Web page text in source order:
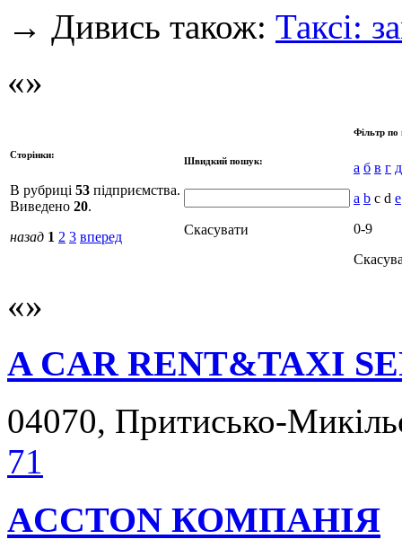
→ Дивись також: Таксі:
Сторінки:
В рубриці 53 підприємства.
Виведено 20.
назад 1 2 3 вперед
Швидкий пошук:
Скасувати
Фільтр по
а б в г д
a b c d e
0-9
A CAR RENT&TAXI
04070, Притисько-
71
ACCTON КОМПАНІЯ